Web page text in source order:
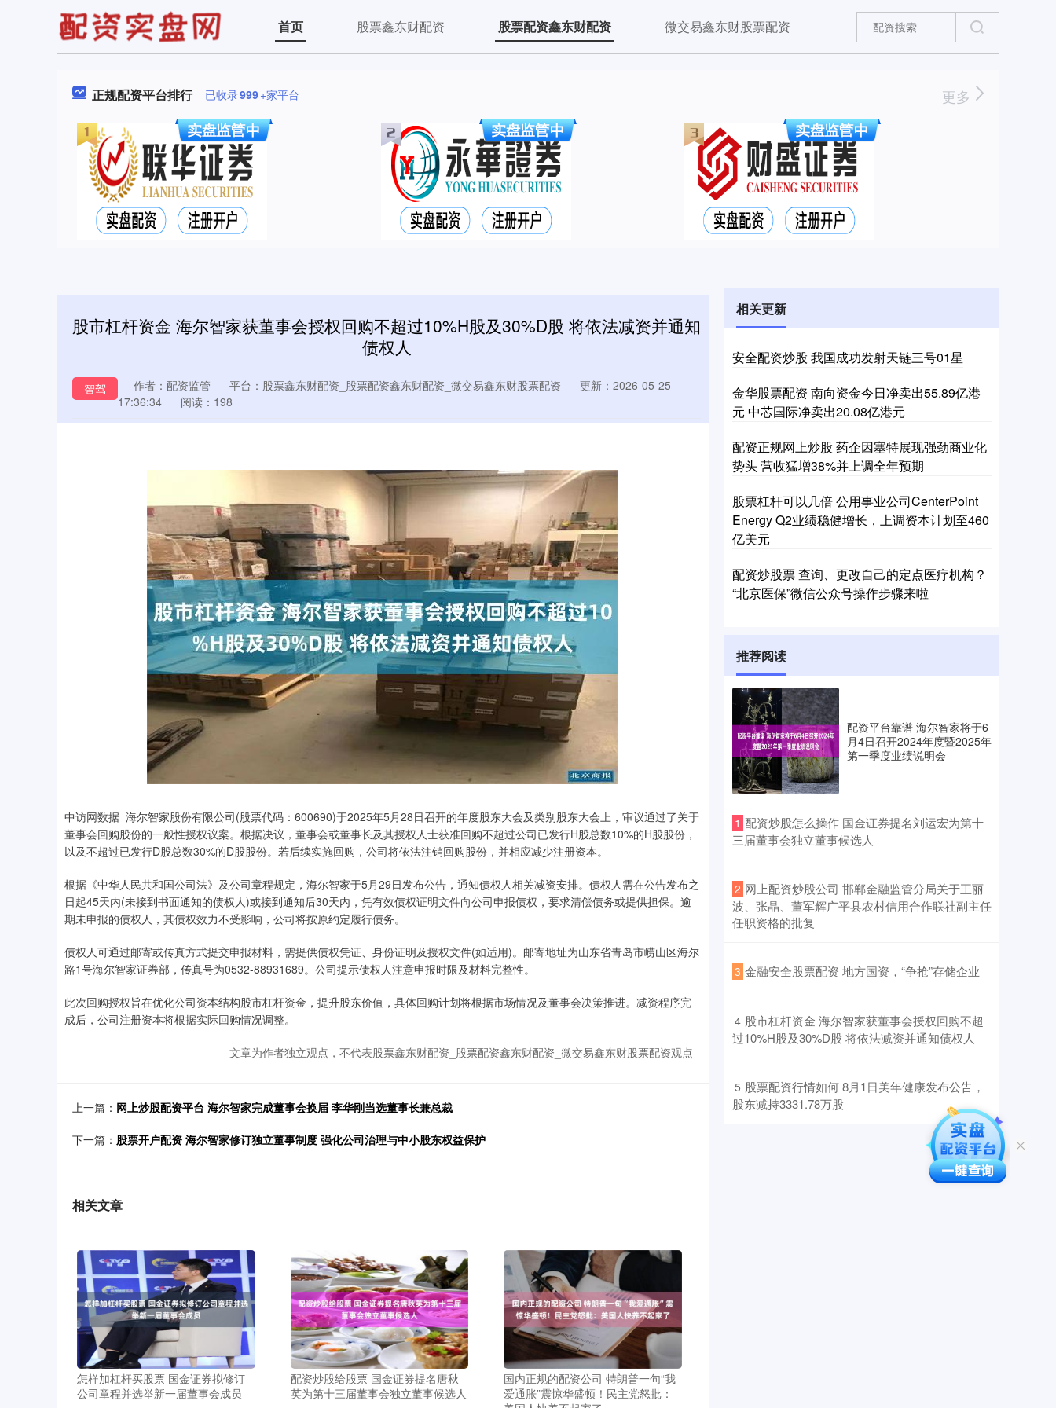
首页 股票鑫东财配资 股票配资鑫东财配资 微交易鑫东财股票配资
正规配资平台排行 已收录999+家平台 更多
股市杠杆资金 海尔智家获董事会授权回购不超过10%H股及30%D股 将依法减资并通知
债权人
智驾 作者：配资监管 平台：股票鑫东财配资_股票配资鑫东财配资_微交易鑫东财股票配资
更新：2026-05-25
17:36:34
阅读：198
中访网数据 海尔智家股份有限公司(股票代码：600690)于2025年5月28日召开的年度股东大会及类别股东大会上，审议通过了关于
董事会回购股份的一般性授权议案。根据决议，董事会或董事长及其授权人士获准回购不超过公司已发行H股总数10%的H股股份，
以及不超过已发行D股总数30%的D股股份。若后续实施回购，公司将依法注销回购股份，并相应减少注册资本。
根据《中华人民共和国公司法》及公司章程规定，海尔智家于5月29日发布公告，通知债权人相关减资安排。债权人需在公告发布之
日起45天内(未接到书面通知的债权人)或接到通知后30天内，凭有效债权证明文件向公司申报债权，要求清偿债务或提供担保。逾
期未申报的债权人，其债权效力不受影响，公司将按原约定履行债务。
债权人可通过邮寄或传真方式提交申报材料，需提供债权凭证、身份证明及授权文件(如适用)。邮寄地址为山东省青岛市崂山区海尔
路1号海尔智家证券部，传真号为0532-88931689。公司提示债权人注意申报时限及材料完整性。
此次回购授权旨在优化公司资本结构股市杠杆资金，提升股东价值，具体回购计划将根据市场情况及董事会决策推进。减资程序完
成后，公司注册资本将根据实际回购情况调整。
文章为作者独立观点，不代表股票鑫东财配资_股票配资鑫东财配资_微交易鑫东财股票配资观点
上一篇： 网上炒股配资平台 海尔智家完成董事会换届 李华刚当选董事长兼总裁
下一篇： 股票开户配资 海尔智家修订独立董事制度 强化公司治理与中小股东权益保护
相关文章
怎样加杠杆买股票 国金证券拟修订
公司章程并选举新一届董事会成员
配资炒股给股票 国金证券提名唐秋
英为第十三届董事会独立董事候选人
国内正规的配资公司 特朗普一句“我
爱通胀”震惊华盛顿！民主党怒批：
相关更新
安全配资炒股 我国成功发射天链三号01星
金华股票配资 南向资金今日净卖出55.89亿港
元 中芯国际净卖出20.08亿港元
配资正规网上炒股 药企因塞特展现强劲商业化
势头 营收猛增38%并上调全年预期
股票杠杆可以几倍 公用事业公司CenterPoint
Energy Q2业绩稳健增长，上调资本计划至460
亿美元
配资炒股票 查询、更改自己的定点医疗机构？
“北京医保”微信公众号操作步骤来啦
推荐阅读
配资平台靠谱 海尔智家将于6
月4日召开2024年度暨2025年
第一季度业绩说明会
1 ​配资炒股怎么操作 国金证券提名刘运宏为第十
三届董事会独立董事候选人
2 ​网上配资炒股公司 邯郸金融监管分局关于王丽
波、张晶、董军辉广平县农村信用合作联社副主任
任职资格的批复
3 ​金融安全股票配资 地方国资，“争抢”存储企业
4 ​股市杠杆资金 海尔智家获董事会授权回购不超
过10%H股及30%D股 将依法减资并通知债权人
5 ​股票配资行情如何 8月1日美年健康发布公告，
股东减持3331.78万股